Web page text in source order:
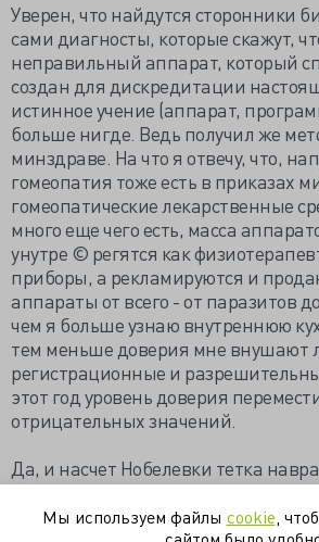
Уверен, что найдутся сторонники
сами диагносты, которые скажут,
неправильный аппарат, который
создан для дискредитации
истинное учение (аппарат,
больше нигде. Ведь получил же
минздраве. На что я отвечу, что,
гомеопатия тоже есть в приказах
гомеопатические лекарственные
много еще чего есть, масса
унутре © регятся как
приборы, а рекламируются и
аппараты от всего - от паразитов
чем я больше узнаю внутреннюю
тем меньше доверия мне внушают
регистрационные и
этот год уровень доверия
отрицательных значений.
Да, и насчет Нобелевки тетка
Впрочем, может, она о Шнобелевке
не искал. Хотя самое логичное
Мы используем файлы cookie ,